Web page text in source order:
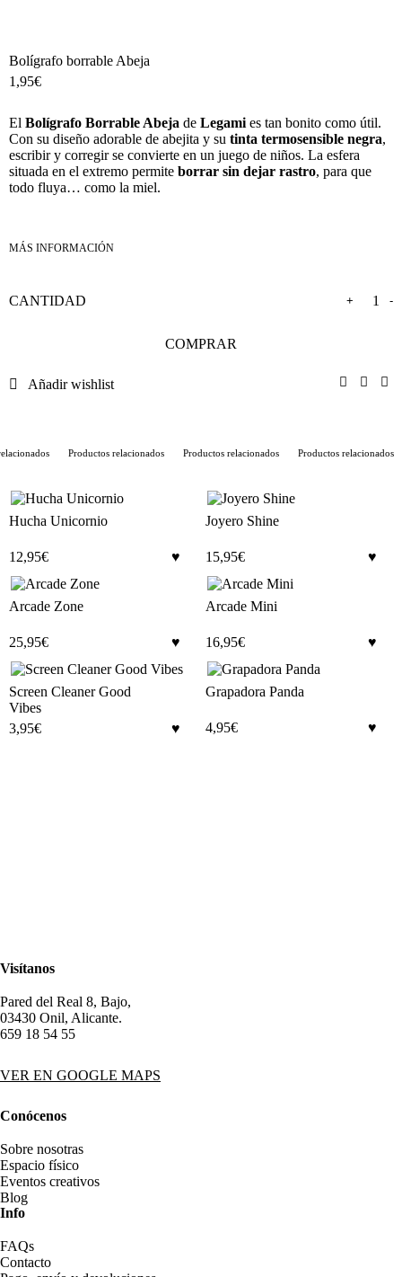
Bolígrafo borrable Abeja
1,95€
El Bolígrafo Borrable Abeja de Legami es tan bonito como útil.
Con su diseño adorable de abejita y su tinta termosensible negra,
escribir y corregir se convierte en un juego de niños. La esfera
situada en el extremo permite borrar sin dejar rastro, para que
todo fluya… como la miel.
-
+
COMPRAR
Añadir wishlist
Productos relacionados Productos relacionados Productos relacionados
Hucha Unicornio
12,95€
Joyero Shine
15,95€
Arcade Zone
25,95€
Arcade Mini
16,95€
Screen Cleaner Good
Vibes
3,95€
Grapadora Panda
4,95€
Visítanos
Pared del Real 8, Bajo,
03430 Onil, Alicante.
659 18 54 55
VER EN GOOGLE MAPS
Conócenos
Sobre nosotras
Espacio físico
Eventos creativos
Blog
Info
FAQs
Contacto